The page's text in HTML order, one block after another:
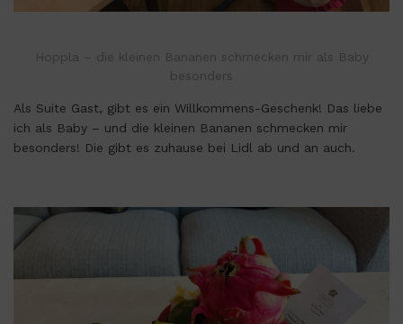
Hoppla – die kleinen Bananen schmecken mir als Baby
besonders
Als Suite Gast, gibt es ein Willkommens-Geschenk! Das liebe
ich als Baby – und die kleinen Bananen schmecken mir
besonders! Die gibt es zuhause bei Lidl ab und an auch.